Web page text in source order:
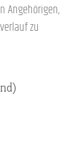
Angehörigen,
zu